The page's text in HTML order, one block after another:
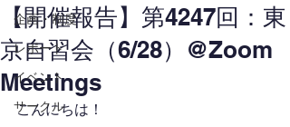
企画・制度
レポート
イベント
サークル
【開催報告】第4247回：東
京自習会（6/28）@Zoom
Meetings
こんにちは！